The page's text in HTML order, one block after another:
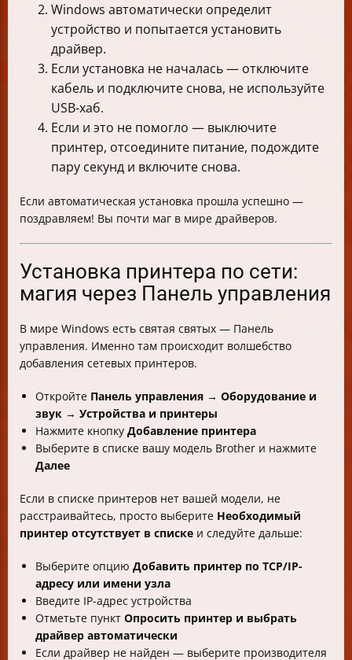
Windows автоматически определит
устройство и попытается установить
драйвер.
Если установка не началась — отключите
кабель и подключите снова, не используйте
USB-хаб.
Если и это не помогло — выключите
принтер, отсоедините питание, подождите
пару секунд и включите снова.
Если автоматическая установка прошла успешно —
поздравляем! Вы почти маг в мире драйверов.
Установка принтера по сети:
магия через Панель управления
В мире Windows есть святая святых — Панель
управления. Именно там происходит волшебство
добавления сетевых принтеров.
Откройте Панель управления → Оборудование и
звук → Устройства и принтеры
Нажмите кнопку Добавление принтера
Выберите в списке вашу модель Brother и нажмите
Далее
Если в списке принтеров нет вашей модели, не
расстраивайтесь, просто выберите Необходимый
принтер отсутствует в списке и следуйте дальше:
Выберите опцию Добавить принтер по TCP/IP-
адресу или имени узла
Введите IP-адрес устройства
Отметьте пункт Опросить принтер и выбрать
драйвер автоматически
Если драйвер не найден — выберите производителя